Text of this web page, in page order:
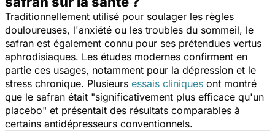
Traditionnellement utilisé pour soulager les règles
douloureuses, l'anxiété ou les troubles du sommeil, le
safran est également connu pour ses prétendues vertus
aphrodisiaques. Les études modernes confirment en
partie ces usages, notamment pour la dépression et le
stress chronique. Plusieurs essais cliniques ont montré
que le safran était "significativement plus efficace qu'un
placebo" et présentait des résultats comparables à
certains antidépresseurs conventionnels.